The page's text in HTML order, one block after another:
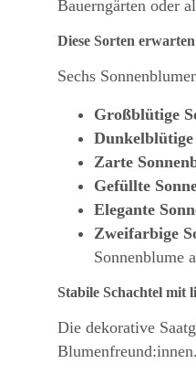
Bauerngärten oder
Diese Sorten
Sechs
Großblütige
Zarte
Gefüllte
Elegante
Zweifarbige
Sonnenblume
Stabile Schachtel mit
Die dekorative